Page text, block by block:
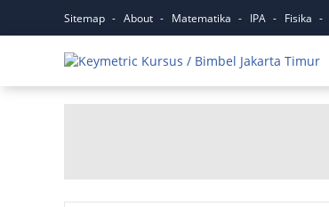
Sitemap About Matematika IPA Fisika